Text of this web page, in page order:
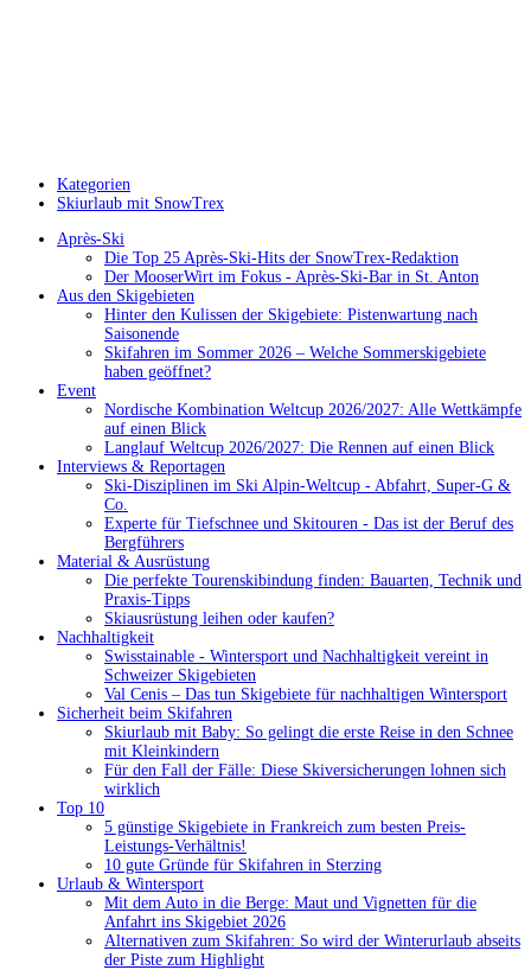
Kategorien
Skiurlaub mit SnowTrex
Après-Ski
Die Top 25 Après-Ski-Hits der SnowTrex-Redaktion
Der MooserWirt im Fokus - Après-Ski-Bar in St. Anton
Aus den Skigebieten
Hinter den Kulissen der Skigebiete: Pistenwartung nach
Saisonende
Skifahren im Sommer 2026 – Welche Sommerskigebiete
haben geöffnet?
Event
Nordische Kombination Weltcup 2026/2027: Alle Wettkämpfe
auf einen Blick
Langlauf Weltcup 2026/2027: Die Rennen auf einen Blick
Interviews & Reportagen
Ski-Disziplinen im Ski Alpin-Weltcup - Abfahrt, Super-G &
Co.
Experte für Tiefschnee und Skitouren - Das ist der Beruf des
Bergführers
Material & Ausrüstung
Die perfekte Tourenskibindung finden: Bauarten, Technik und
Praxis-Tipps
Skiausrüstung leihen oder kaufen?
Nachhaltigkeit
Swisstainable - Wintersport und Nachhaltigkeit vereint in
Schweizer Skigebieten
Val Cenis – Das tun Skigebiete für nachhaltigen Wintersport
Sicherheit beim Skifahren
Skiurlaub mit Baby: So gelingt die erste Reise in den Schnee
mit Kleinkindern
Für den Fall der Fälle: Diese Skiversicherungen lohnen sich
wirklich
Top 10
5 günstige Skigebiete in Frankreich zum besten Preis-
Leistungs-Verhältnis!
10 gute Gründe für Skifahren in Sterzing
Urlaub & Wintersport
Mit dem Auto in die Berge: Maut und Vignetten für die
Anfahrt ins Skigebiet 2026
Alternativen zum Skifahren: So wird der Winterurlaub abseits
der Piste zum Highlight